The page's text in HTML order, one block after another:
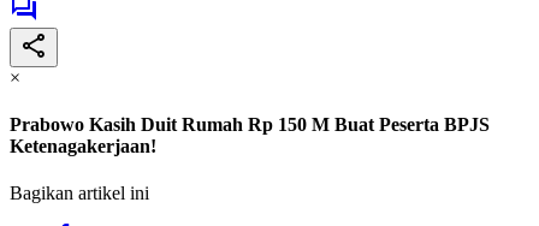
×
Prabowo Kasih Duit Rumah Rp 150 M Buat Peserta BPJS
Ketenagakerjaan!
Bagikan artikel ini